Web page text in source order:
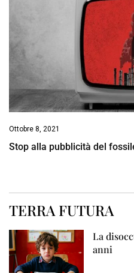
Ottobre 8, 2021
Stop alla pubblicità del
TERRA FUTURA
La
anni